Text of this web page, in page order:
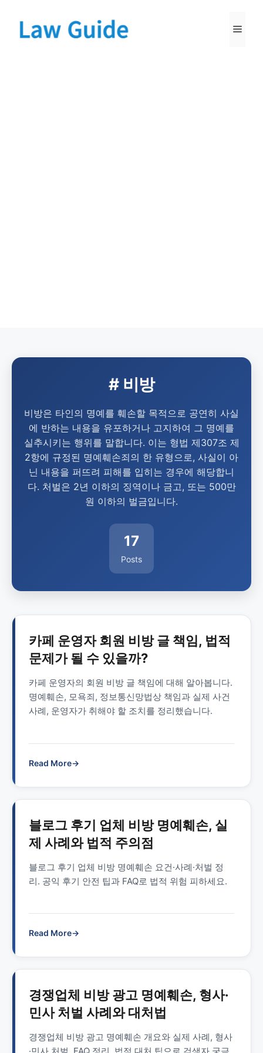
# 비방
비방은 타인의 명예를 훼손할 목적으로 공연히 사실
에 반하는 내용을 유포하거나 고지하여 그 명예를
실추시키는 행위를 말합니다. 이는 형법 제307조 제
2항에 규정된 명예훼손죄의 한 유형으로, 사실이 아
닌 내용을 퍼뜨려 피해를 입히는 경우에 해당합니
다. 처벌은 2년 이하의 징역이나 금고, 또는 500만
원 이하의 벌금입니다.
17
Posts
카페 운영자 회원 비방 글 책임, 법적
문제가 될 수 있을까?
카페 운영자의 회원 비방 글 책임에 대해 알아봅니다.
명예훼손, 모욕죄, 정보통신망법상 책임과 실제 사건
사례, 운영자가 취해야 할 조치를 정리했습니다.
Read More→
블로그 후기 업체 비방 명예훼손, 실
제 사례와 법적 주의점
블로그 후기 업체 비방 명예훼손 요건·사례·처벌 정
리. 공익 후기 안전 팁과 FAQ로 법적 위험 피하세요.
Read More→
경쟁업체 비방 광고 명예훼손, 형사·
민사 처벌 사례와 대처법
경쟁업체 비방 광고 명예훼손 개요와 실제 사례, 형사